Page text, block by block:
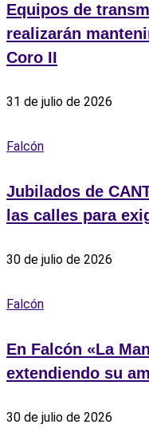
Equipos de
realizarán
Coro II
31 de julio de 2026
Falcón
Jubilados de
las calles para
30 de julio de 2026
Falcón
En Falcón «La
extendiendo su
30 de julio de 2026